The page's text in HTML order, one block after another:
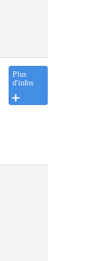
Plus
d'infos